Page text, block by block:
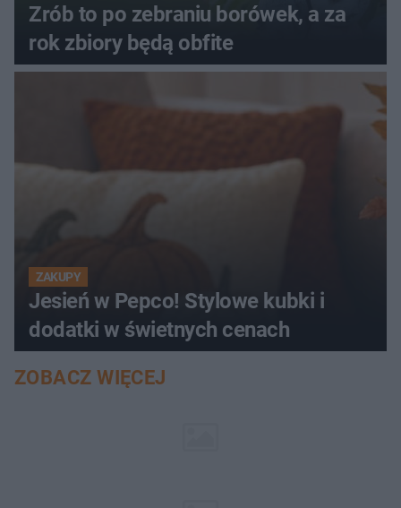
Zrób to po zebraniu borówek, a za
rok zbiory będą obfite
ZAKUPY
Jesień w Pepco! Stylowe kubki i
dodatki w świetnych cenach
ZOBACZ WIĘCEJ